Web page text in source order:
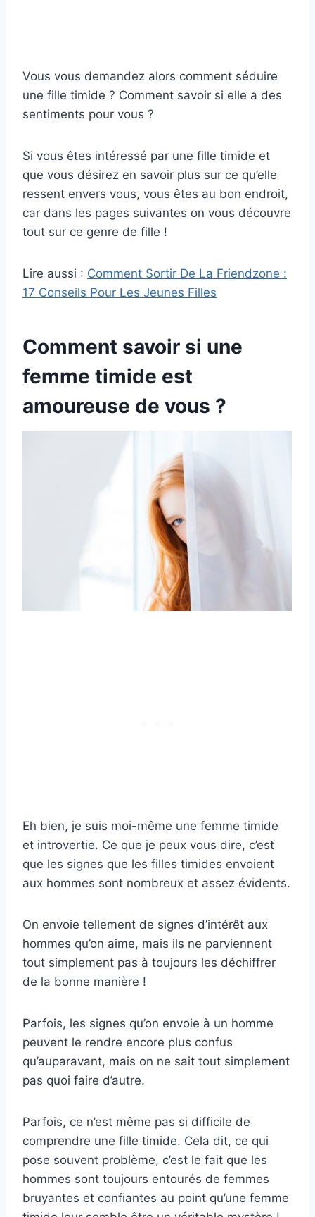
Vous vous demandez alors comment séduire
une fille timide ? Comment savoir si elle a des
sentiments pour vous ?
Si vous êtes intéressé par une fille timide et
que vous désirez en savoir plus sur ce qu’elle
ressent envers vous, vous êtes au bon endroit,
car dans les pages suivantes on vous découvre
tout sur ce genre de fille !
Lire aussi : Comment Sortir De La Friendzone :
17 Conseils Pour Les Jeunes Filles
Comment savoir si une
femme timide est
amoureuse de vous ?
Eh bien, je suis moi-même une femme timide
et introvertie. Ce que je peux vous dire, c’est
que les signes que les filles timides envoient
aux hommes sont nombreux et assez évidents.
On envoie tellement de signes d’intérêt aux
hommes qu’on aime, mais ils ne parviennent
tout simplement pas à toujours les déchiffrer
de la bonne manière !
Parfois, les signes qu’on envoie à un homme
peuvent le rendre encore plus confus
qu’auparavant, mais on ne sait tout simplement
pas quoi faire d’autre.
Parfois, ce n’est même pas si difficile de
comprendre une fille timide. Cela dit, ce qui
pose souvent problème, c’est le fait que les
hommes sont toujours entourés de femmes
bruyantes et confiantes au point qu’une femme